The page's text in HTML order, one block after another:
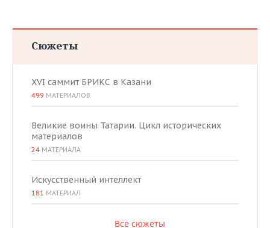
Сюжеты
XVI саммит БРИКС в Казани
499 МАТЕРИАЛОВ
Великие воины Татарии. Цикл исторических
материалов
24 МАТЕРИАЛА
Искусственный интеллект
181 МАТЕРИАЛ
Все сюжеты